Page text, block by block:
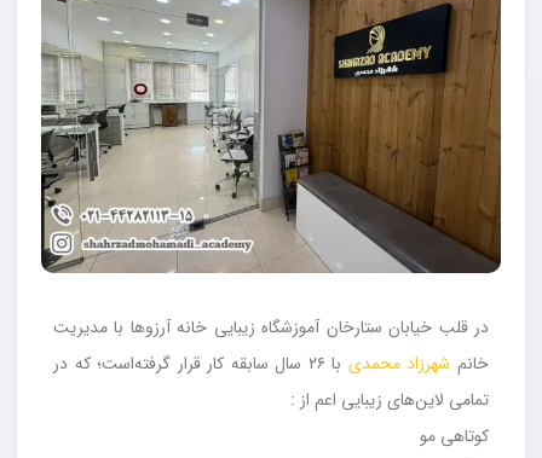
در قلب خیابان ستارخان آموزشگاه زیبایی خانه آرزوها با مدیریت
خانم شهرزاد محمدی
با ۲۶ سال سابقه کار قرار گرفته‌است؛ که در
تمامی لاین‌های زیبایی اعم از :
کوتاهی مو